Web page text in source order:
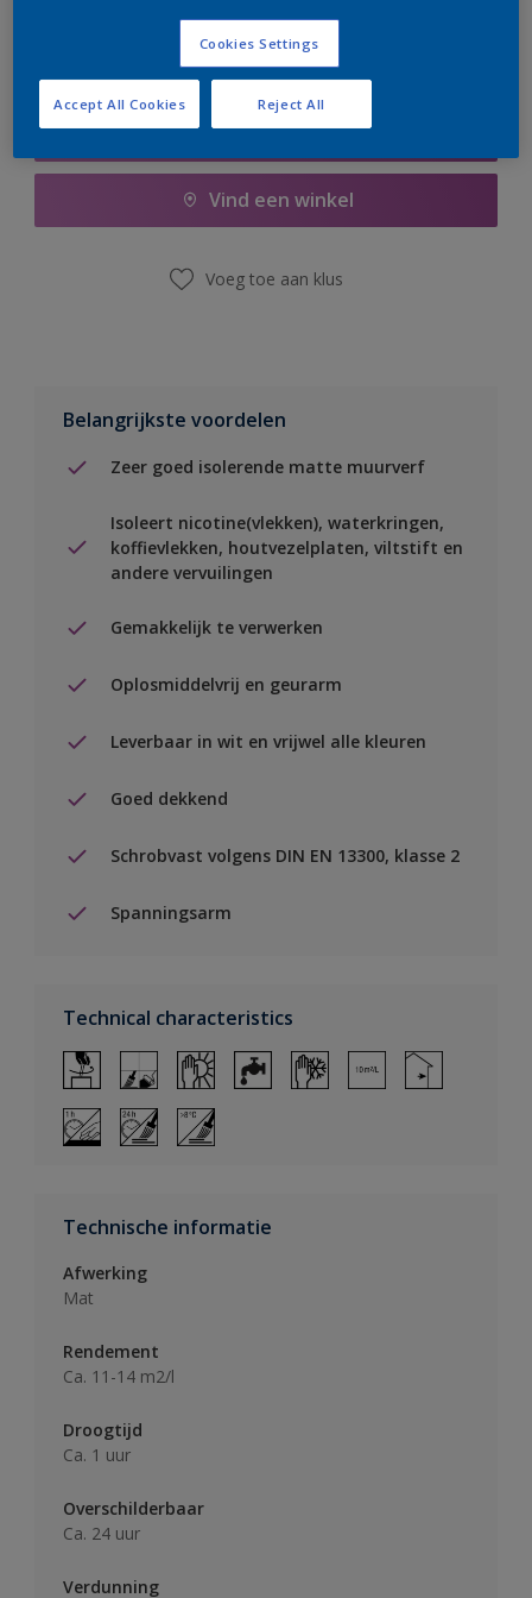
Boodschappenlijst
Vind een winkel
Voeg toe aan klus
Belangrijkste voordelen
Zeer goed isolerende matte muurverf
Isoleert nicotine(vlekken), waterkringen,
koffievlekken, houtvezelplaten, viltstift en
andere vervuilingen
Gemakkelijk te verwerken
Oplosmiddelvrij en geurarm
Leverbaar in wit en vrijwel alle kleuren
Goed dekkend
Schrobvast volgens DIN EN 13300, klasse 2
Spanningsarm
Technical characteristics
Technische informatie
Afwerking
Mat
Rendement
Ca. 11-14 m2/l
Droogtijd
Ca. 1 uur
Overschilderbaar
Ca. 24 uur
Verdunning
Cookies Settings
Reject All
Accept All Cookies